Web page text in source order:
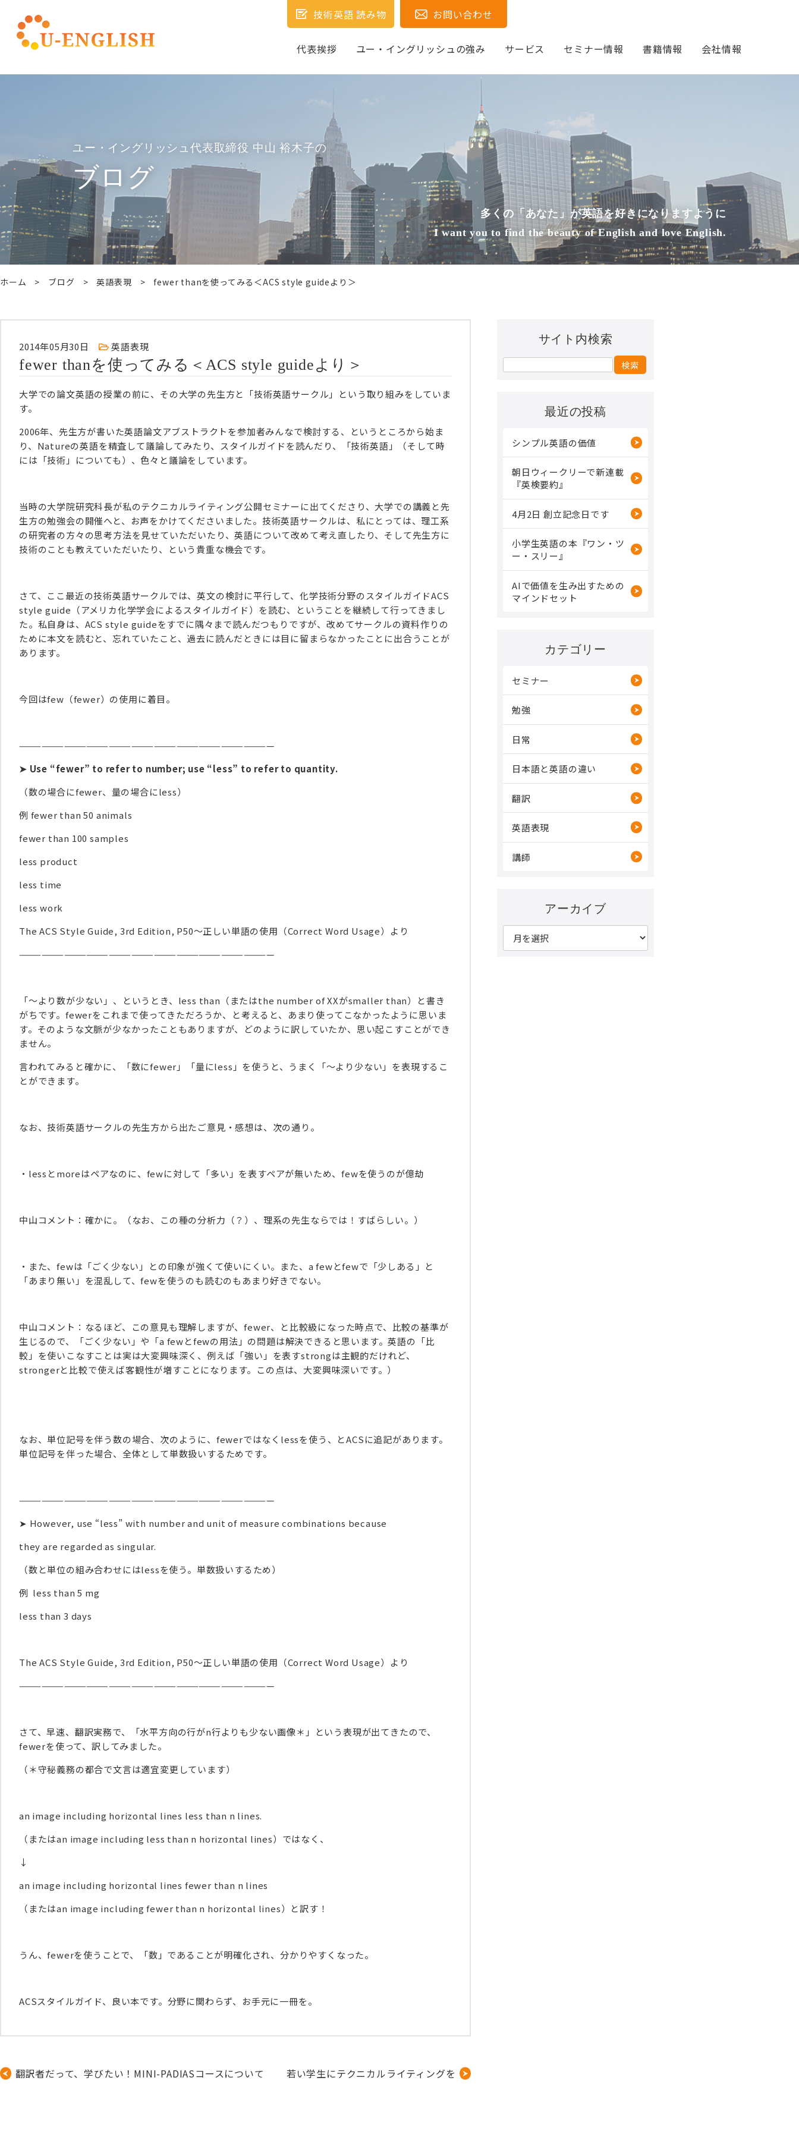
技術英語 読み物 お問い合わせ
代表挨拶 ユー・イングリッシュの強み サービス セミナー情報 書籍情報 会社情報
ユー・イングリッシュ代表取締役 中山 裕木子の
ブログ
多くの「あなた」が英語を好きになりますように
I want you to find the beauty of English and love English.
ホーム ブログ 英語表現 fewer thanを使ってみる＜ACS style guideより＞
2014年05月30日 英語表現
fewer thanを使ってみる＜ACS style guideより＞
大学での論文英語の授業の前に、その大学の先生方と「技術英語サークル」という取り組みをしていま
す。
2006年、先生方が書いた英語論文アブストラクトを参加者みんなで検討する、というところから始ま
り、Natureの英語を精査して議論してみたり、スタイルガイドを読んだり、「技術英語」（そして時
には「技術」についても）、色々と議論をしています。
当時の大学院研究科長が私のテクニカルライティング公開セミナーに出てくださり、大学での講義と先
生方の勉強会の開催へと、お声をかけてくださいました。技術英語サークルは、私にとっては、理工系
の研究者の方々の思考方法を見せていただいたり、英語について改めて考え直したり、そして先生方に
技術のことも教えていただいたり、という貴重な機会です。
さて、ここ最近の技術英語サークルでは、英文の検討に平行して、化学技術分野のスタイルガイドACS
style guide（アメリカ化学学会によるスタイルガイド）を読む、ということを継続して行ってきまし
た。私自身は、ACS style guideをすでに隅々まで読んだつもりですが、改めてサークルの資料作りの
ために本文を読むと、忘れていたこと、過去に読んだときには目に留まらなかったことに出合うことが
あります。
今回はfew（fewer）の使用に着目。
——————————————————————————————————
➤ Use “fewer” to refer to number; use “less” to refer to quantity.
（数の場合にfewer、量の場合にless）
例 fewer than 50 animals
fewer than 100 samples
less product
less time
less work
The ACS Style Guide, 3rd Edition, P50～正しい単語の使用（Correct Word Usage）より
——————————————————————————————————
「～より数が少ない」、というとき、less than（またはthe number of XXがsmaller than）と書き
がちです。fewerをこれまで使ってきただろうか、と考えると、あまり使ってこなかったように思いま
す。そのような文脈が少なかったこともありますが、どのように訳していたか、思い起こすことができ
ません。
言われてみると確かに、「数にfewer」「量にless」を使うと、うまく「～より少ない」を表現するこ
とができます。
なお、技術英語サークルの先生方から出たご意見・感想は、次の通り。
・lessとmoreはペアなのに、fewに対して「多い」を表すペアが無いため、fewを使うのが億劫
中山コメント：確かに。（なお、この種の分析力（？）、理系の先生ならでは！すばらしい。）
・また、fewは「ごく少ない」との印象が強くて使いにくい。また、a fewとfewで「少しある」と
「あまり無い」を混乱して、fewを使うのも読むのもあまり好きでない。
中山コメント：なるほど、この意見も理解しますが、fewer、と比較級になった時点で、比較の基準が
生じるので、「ごく少ない」や「a fewとfewの用法」の問題は解決できると思います。英語の「比
較」を使いこなすことは実は大変興味深く、例えば「強い」を表すstrongは主観的だけれど、
strongerと比較で使えば客観性が増すことになります。この点は、大変興味深いです。）
なお、単位記号を伴う数の場合、次のように、fewerではなくlessを使う、とACSに追記があります。
単位記号を伴った場合、全体として単数扱いするためです。
——————————————————————————————————
➤ However, use “less” with number and unit of measure combinations because
they are regarded as singular.
（数と単位の組み合わせにはlessを使う。単数扱いするため）
例 less than 5 mg
less than 3 days
The ACS Style Guide, 3rd Edition, P50～正しい単語の使用（Correct Word Usage）より
——————————————————————————————————
さて、早速、翻訳実務で、「水平方向の行がn行よりも少ない画像＊」という表現が出てきたので、
fewerを使って、訳してみました。
（＊守秘義務の都合で文言は適宜変更しています）
an image including horizontal lines less than n lines.
（またはan image including less than n horizontal lines）ではなく、
↓
an image including horizontal lines fewer than n lines
（またはan image including fewer than n horizontal lines）と訳す！
うん、fewerを使うことで、「数」であることが明確化され、分かりやすくなった。
ACSスタイルガイド、良い本です。分野に関わらず、お手元に一冊を。
翻訳者だって、学びたい！MINI-PADIASコースについて 若い学生にテクニカルライティングを
サイト内検索
検
最近の投稿
シンプル英語の価値
朝日ウィークリーで新連載
『英検要約』
4月2日 創立記念日です
小学生英語の本『ワン・ツ
ー・スリー』
AIで価値を生み出すための
マインドセット
カテゴリー
セミナー
勉強
日常
日本語と英語の違い
翻訳
英語表現
講師
アーカイブ
ー